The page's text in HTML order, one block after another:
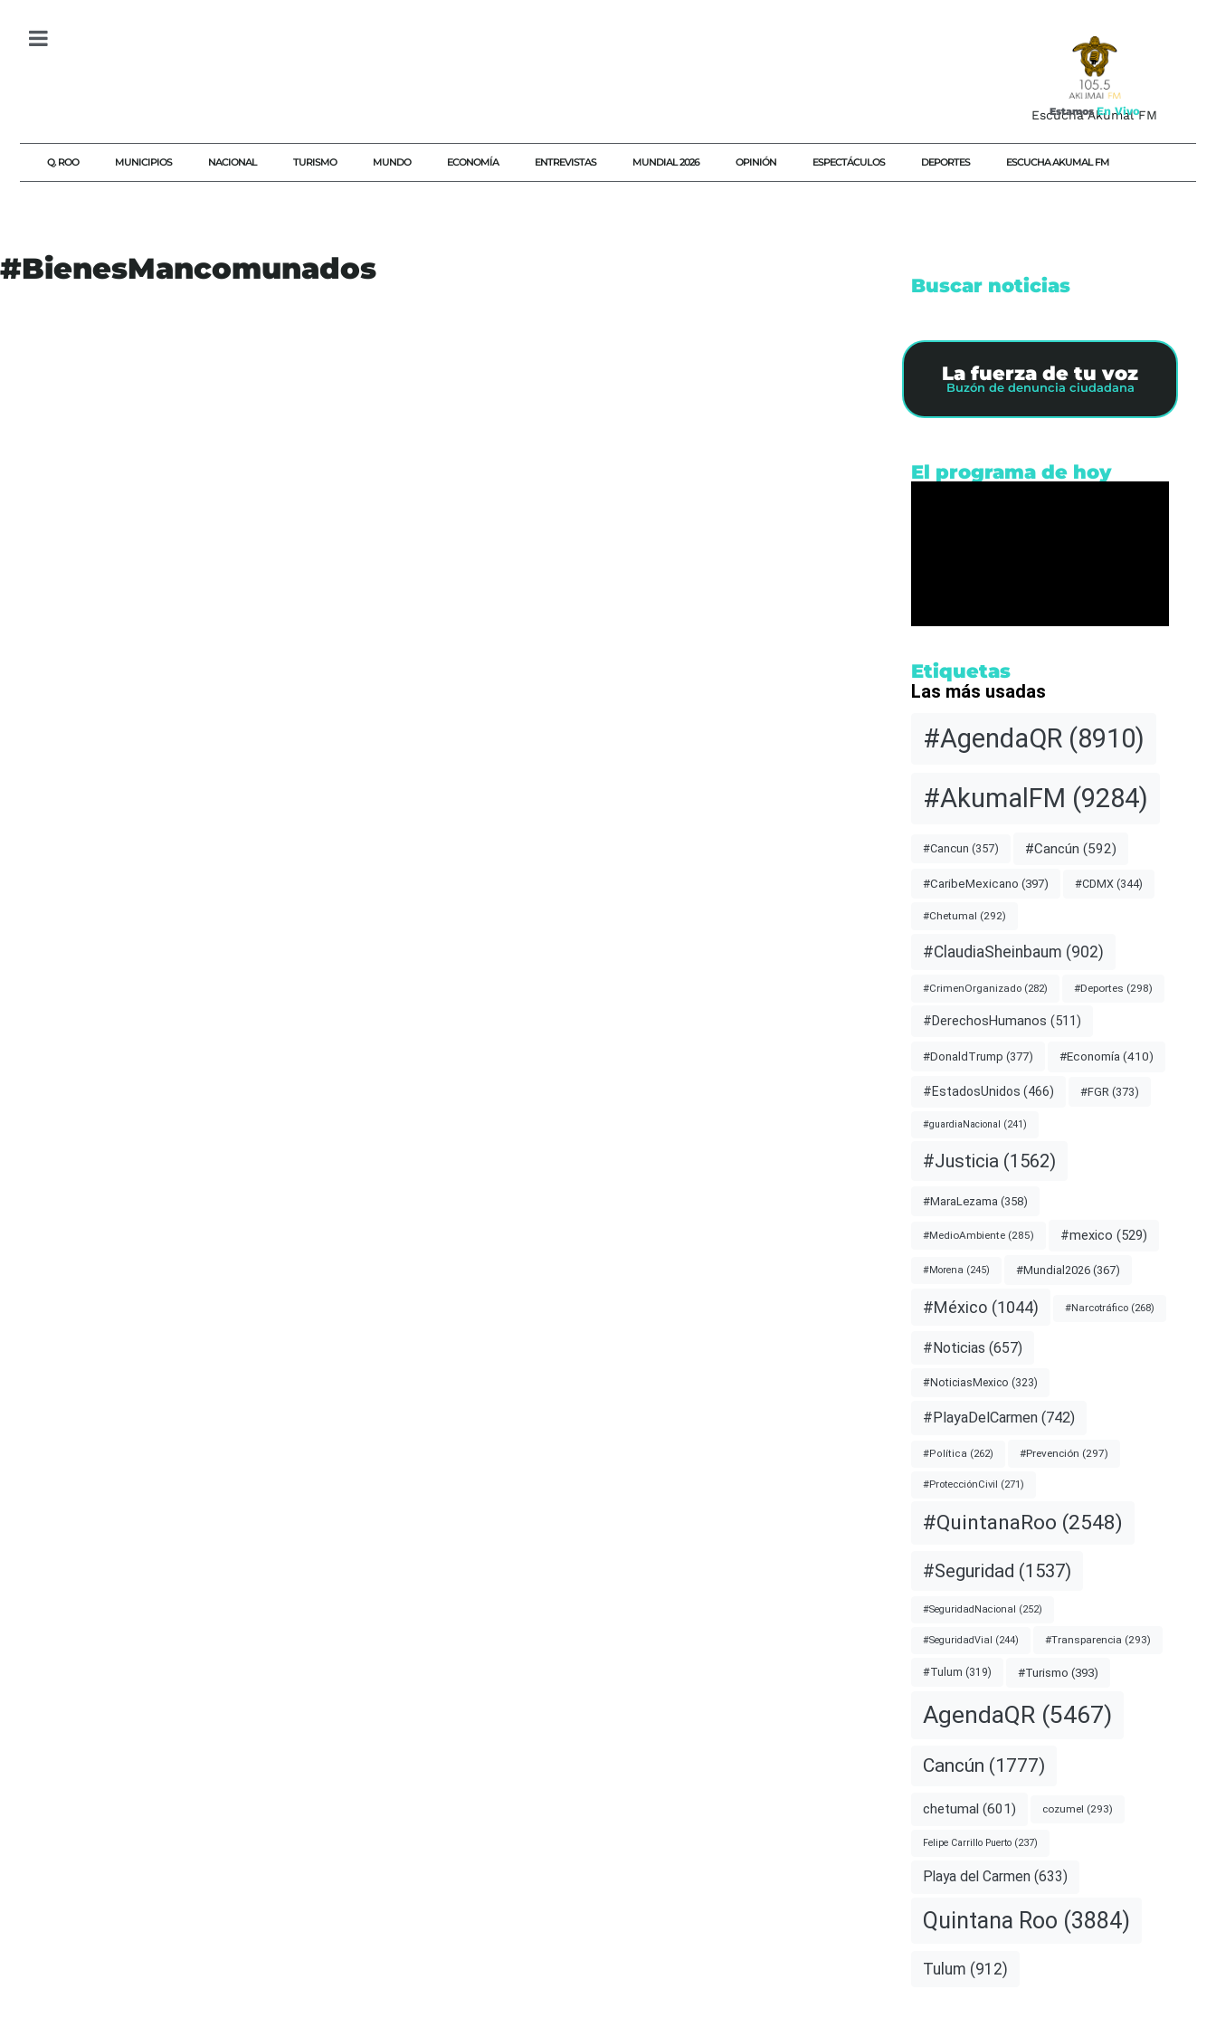
Escucha Akumal FM
Estamos En Vivo
Q. ROO MUNICIPIOS NACIONAL TURISMO MUNDO ECONOMÍA ENTREVISTAS MUNDIAL 2026 OPINIÓN ESPECTÁCULOS DEPORTES ESCUCHA AKUMAL FM
#BienesMancomunados Buscar noticias
La fuerza de tu voz
Buzón de denuncia ciudadana
El programa de hoy
Etiquetas
Las más usadas
#AgendaQR(8910)
#AkumalFM (9284)
#Cancun (357) #Cancún (592)
#CaribeMexicano (397) #CDMX(344)
#Chetumal (292)
#ClaudiaSheinbaum (902)
#CrimenOrganizado(282) #Deportes (298)
#DerechosHumanos (511)
#DonaldTrump (377) #Economía (410)
#EstadosUnidos (466) #FGR (373)
#guardiaNacional (241)
#Justicia (1562)
#MaraLezama (358)
#MedioAmbiente(285) #mexico (529)
#Morena (245) #Mundial2026(367)
#México(1044) #Narcotráfico(268)
#Noticias (657)
#NoticiasMexico (323)
#PlayaDelCarmen(742)
#Política (262) #Prevención (297)
#ProtecciónCivil (271)
#QuintanaRoo (2548)
#Seguridad (1537)
#SeguridadNacional (252)
#SeguridadVial (244) #Transparencia (293)
#Tulum (319) #Turismo (393)
AgendaQR(5467)
Cancún (1777)
chetumal (601) cozumel (293)
Felipe Carrillo Puerto(237)
Playa del Carmen (633)
Quintana Roo (3884)
Tulum (912)